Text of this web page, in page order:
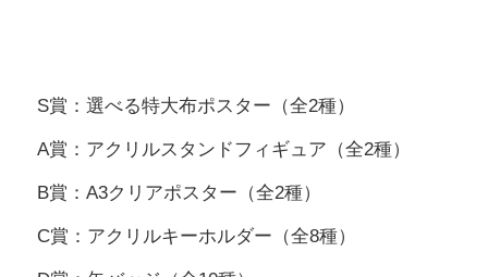
S賞：選べる特大布ポスター（全2種）
A賞：アクリルスタンドフィギュア（全2種）
B賞：A3クリアポスター（全2種）
C賞：アクリルキーホルダー（全8種）